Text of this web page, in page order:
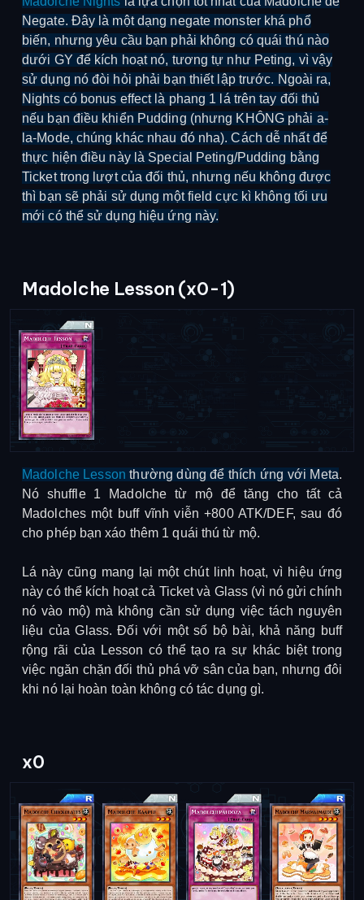
Negate. Đây là một dạng negate monster khá phổ
biến, nhưng yêu cầu bạn phải không có quái thú nào
dưới GY để kích hoạt nó, tương tự như Peting, vì vậy
sử dụng nó đòi hỏi phải bạn thiết lập trước. Ngoài ra,
Nights có bonus effect là phang 1 lá trên tay đối thủ
nếu bạn điều khiển Pudding (nhưng KHÔNG phải a-
la-Mode, chúng khác nhau đó nha). Cách dễ nhất để
thực hiện điều này là Special Peting/Pudding bằng
Ticket trong lượt của đối thủ, nhưng nếu không được
thì bạn sẽ phải sử dụng một field cực kì không tối ưu
mới có thể sử dụng hiệu ứng này.
Madolche Lesson (x0-1)
Madolche Lesson thường dùng để thích ứng với Meta.
Nó shuffle 1 Madolche từ mộ để tăng cho tất cả
Madolches một buff vĩnh viễn +800 ATK/DEF, sau đó
cho phép bạn xáo thêm 1 quái thú từ mộ.
Lá này cũng mang lại một chút linh hoạt, vì hiệu ứng
này có thể kích hoạt cả Ticket và Glass (vì nó gửi chính
nó vào mộ) mà không cần sử dụng việc tách nguyên
liệu của Glass. Đối với một số bộ bài, khả năng buff
rộng rãi của Lesson có thể tạo ra sự khác biệt trong
việc ngăn chặn đối thủ phá vỡ sân của bạn, nhưng đôi
khi nó lại hoàn toàn không có tác dụng gì.
x0